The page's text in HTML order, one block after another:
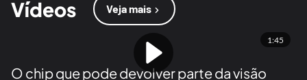
Vídeos Veja mais
1:45
O chip que pode devolver parte da visão